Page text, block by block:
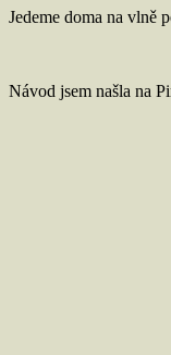
Jedeme doma na vlně
Návod jsem našla na